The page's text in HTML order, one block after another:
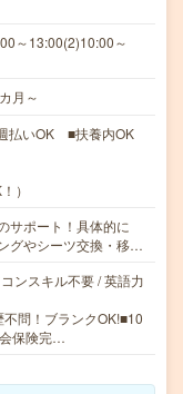
～13:00(2)10:00～
月～
払いOK ■扶養内OK
）
サポート！具体的に
グやシーツ交換・移…
ンスキル不要 / 英語力
問！ブランクOK!■10
保険完…